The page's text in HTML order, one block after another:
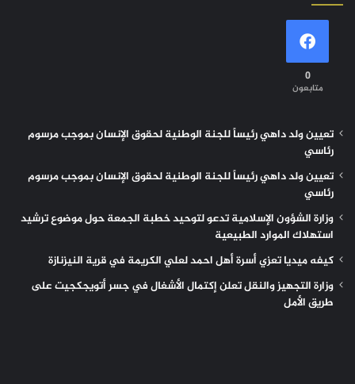
0
متابعون
تعيين ولد داهي رئيساً للجنة الوطنية لحقوق الإنسان بموجب مرسوم
رئاسي
تعيين ولد داهي رئيساً للجنة الوطنية لحقوق الإنسان بموجب مرسوم
رئاسي
وزارة الشؤون الإسلامية تدعو لتوحيد خطبة الجمعة حول موضوع ترشيد
استهلاك الموارد الطبيعية
كيفه ميديا تعزي أسرة أهل احمد لعلي الكريمة في قرية النيزنازة
وزارة التجهيز والنقل تعلن إكتمال الأشغال في جسر أتويجكجيت على
طريق الأمل